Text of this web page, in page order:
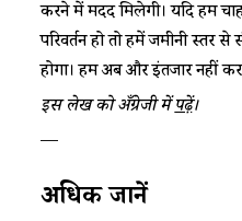
करने में मदद मिलेगी। यदि हम
परिवर्तन हो तो हमें जमीनी स्तर
होगा। हम अब और इंतजार नहीं
इस लेख को अँग्रेजी मेंपढ़ें।
—
अधिक जानें